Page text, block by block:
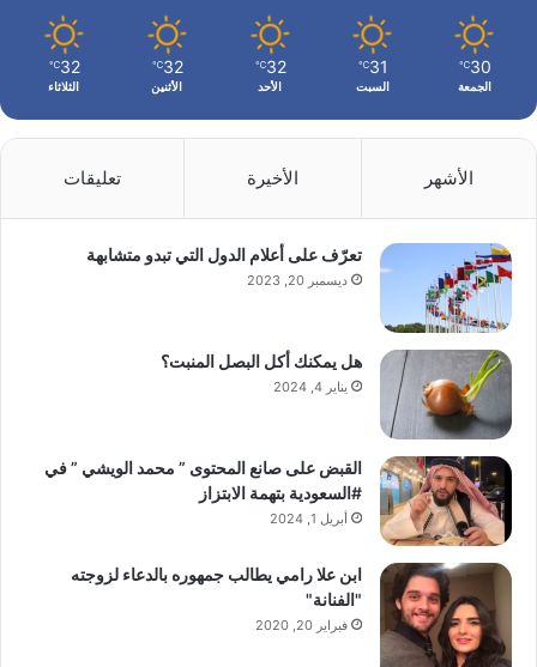
30
℃
الجمعة
31
℃
السبت
32
℃
الأحد
32
℃
الأثنين
32
℃
الثلاثاء
الأشهر الأخيرة تعليقات
تعرّف على أعلام الدول التي تبدو متشابهة
ديسمبر 20, 2023
هل يمكنك أكل البصل المنبت؟
يناير 4, 2024
القبض على صانع المحتوى ” محمد الويشي ” في
#السعودية بتهمة الابتزاز
أبريل 1, 2024
ابن علا رامي يطالب جمهوره بالدعاء لزوجته
"الفنانة"
فبراير 20, 2020